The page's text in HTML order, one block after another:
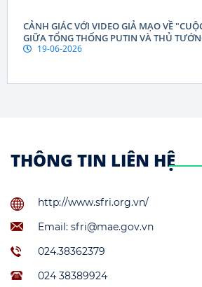
CẢNH GIÁC VỚI VIDEO GIẢ MẠO VỀ
GIỮA TỔNG THỐNG PUTIN VÀ THỦ
19-06-2026
THÔNG TIN LIÊN HỆ
http://www.sfri.org.vn/
Email: sfri@mae.gov.vn
024.38362379
024 38389924